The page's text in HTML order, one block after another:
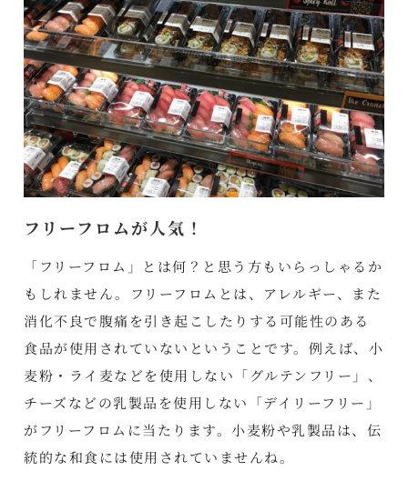
フリーフロムが人気！
「フリーフロム」とは何？と思う方もいらっしゃるか
もしれません。フリーフロムとは、アレルギー、また
消化不良で腹痛を引き起こしたりする可能性のある
食品が使用されていないということです。例えば、小
麦粉・ライ麦などを使用しない「グルテンフリー」、
チーズなどの乳製品を使用しない「デイリーフリー」
がフリーフロムに当たります。小麦粉や乳製品は、伝
統的な和食には使用されていませんね。